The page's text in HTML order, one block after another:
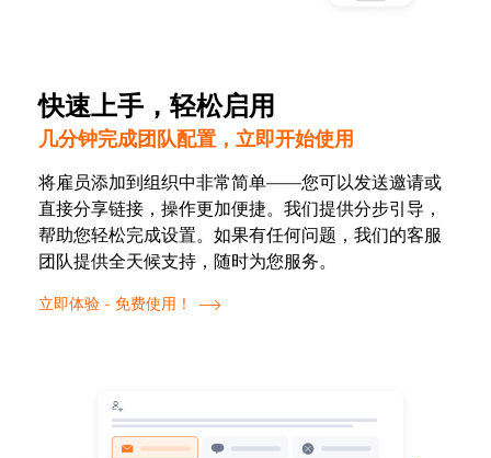
快速上手，轻松启用
几分钟完成团队配置，立即开始使用
将雇员添加到组织中非常简单——您可以发送邀请或
直接分享链接，操作更加便捷。我们提供分步引导，
帮助您轻松完成设置。如果有任何问题，我们的客服
团队提供全天候支持，随时为您服务。
立即体验 - 免费使用！